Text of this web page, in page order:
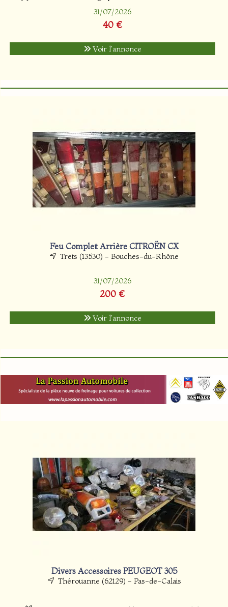
31/07/2026
40 €
Voir l'annonce
Feu Complet Arrière CITROËN CX
Trets (13530) - Bouches-du-Rhône
31/07/2026
200 €
Voir l'annonce
Divers Accessoires PEUGEOT 305
Thérouanne (62129) - Pas-de-Calais